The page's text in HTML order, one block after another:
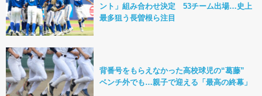
ント」組み合わせ決定 53チーム出場…史上
最多狙う長曽根ら注目
背番号をもらえなかった高校球児の“葛藤”
ベンチ外でも…親子で迎える「最高の終幕」